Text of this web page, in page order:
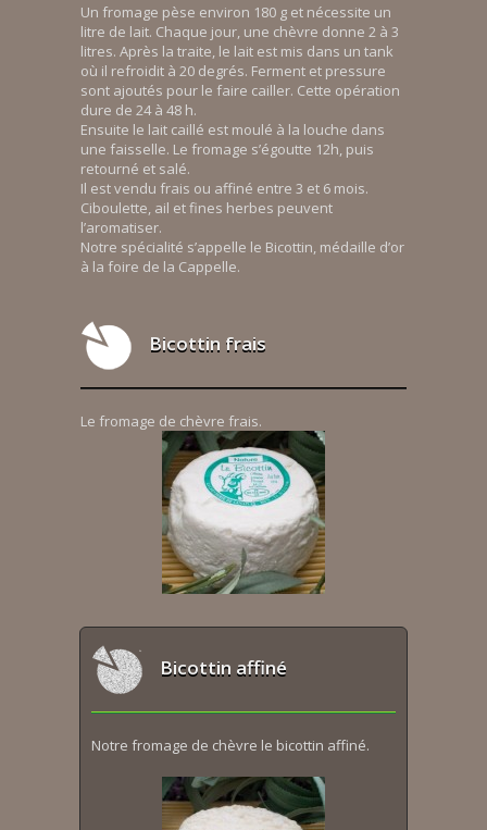
Un fromage pèse environ 180 g et nécessite un
litre de lait. Chaque jour, une chèvre donne 2 à 3
litres. Après la traite, le lait est mis dans un tank
où il refroidit à 20 degrés. Ferment et pressure
sont ajoutés pour le faire cailler. Cette opération
dure de 24 à 48 h.
Ensuite le lait caillé est moulé à la louche dans
une faisselle. Le fromage s’égoutte 12h, puis
retourné et salé.
Il est vendu frais ou affiné entre 3 et 6 mois.
Ciboulette, ail et fines herbes peuvent
l’aromatiser.
Notre spécialité s’appelle le Bicottin, médaille d’or
à la foire de la Cappelle.
Bicottin frais
Le fromage de chèvre frais.
Bicottin affiné
Notre fromage de chèvre le bicottin affiné.